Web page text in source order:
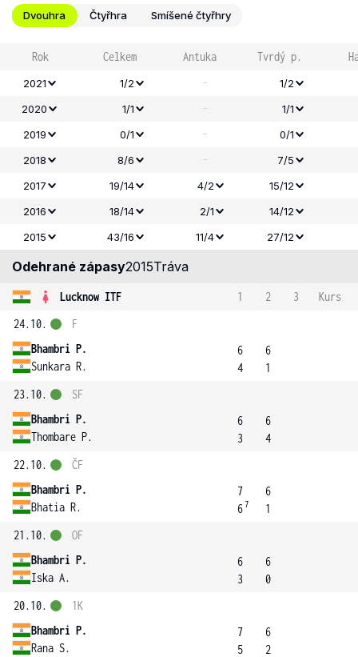
Dvouhra Čtyřhra Smíšené čtyřhry
Rok Celkem Antuka Tvrdý p.
2021 1/2 -
1/2
2020
1/1 -
1/1
2019
0/1 -
0/1
2018
8/6 -
7/5
2017
19/14 4/2
15/12
2016
18/14 2/1
14/12
2015
43/16 11/4 27/12
Odehrané zápasy2015Tráva
Lucknow ITF 1 2 3
Kurs
24.10.
Bhambri P.
Sunkara R.
F
6
4
6
1
23.10.
Bhambri P.
Thombare P.
SF
6
3
6
4
22.10.
Bhambri P.
Bhatia R.
ČF
7
67
6
1
21.10.
Bhambri P.
Iska A.
OF
6
3
6
0
20.10.
Bhambri P.
Rana S.
1K
7
5
6
2